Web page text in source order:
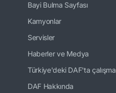
Bayi Bulma Sayfası
Kamyonlar
Servisler
Haberler ve Medya
Türkiye'deki DAF'ta çalışma
DAF Hakkında